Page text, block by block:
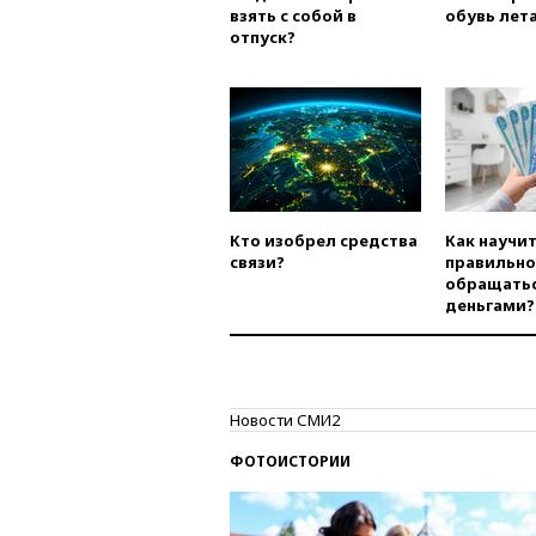
взять с собой в
отпуск?
обувь
Кто изобрел средства
связи?
Как
правильно
деньгами?
Новости СМИ2
ФОТОИСТОРИИ